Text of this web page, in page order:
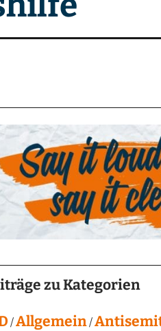
zu Kategorien
Allgemein